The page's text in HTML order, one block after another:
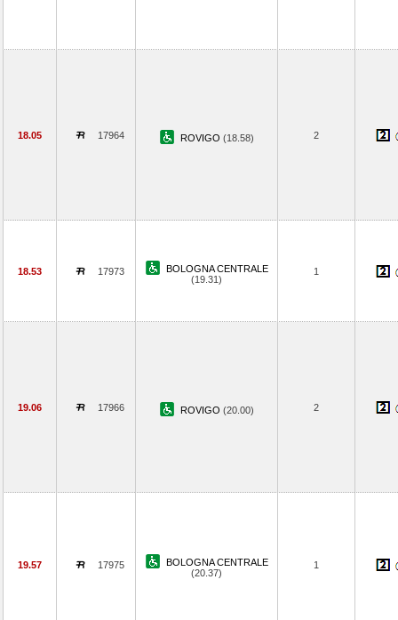
18.05 17964 ROVIGO (18.58) 2
18.53 17973
BOLOGNA CENTRALE
(19.31)
1
19.06 17966 ROVIGO (20.00) 2
19.57 17975
BOLOGNA CENTRALE
(20.37)
1